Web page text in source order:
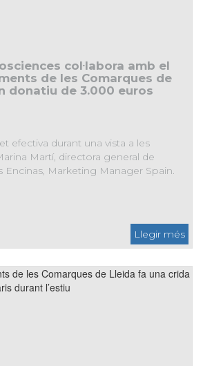
col·labora amb el
de les Comarques de
donatiu de 3.000 euros
efectiva durant una vista a les
Martí, directora general de
Encinas, Marketing Manager Spain.